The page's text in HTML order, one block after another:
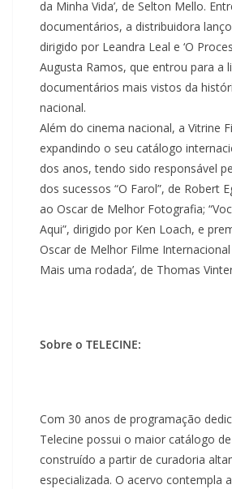
da Minha Vida’, de Selton Mello.
documentários, a distribuidora
dirigido por Leandra Leal e ‘O
Augusta Ramos, que entrou para a
documentários mais vistos da
nacional.
Além do cinema nacional, a Vitrine
expandindo o seu catálogo
dos anos, tendo sido responsável
dos sucessos “O Farol”, de Robert
ao Oscar de Melhor Fotografia;
Aqui”, dirigido por Ken Loach, e
Oscar de Melhor Filme Internacional
Mais uma rodada’, de Thomas
Sobre o TELECINE:
Com 30 anos de programação
Telecine possui o maior catálogo
construído a partir de curadoria
especializada. O acervo contempla